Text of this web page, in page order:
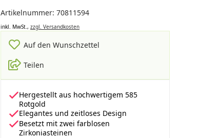
Artikelnummer: 70811594
inkl. MwSt., zzgl. Versandkosten
Auf den Wunschzettel
Teilen
Hergestellt aus hochwertigem 585
Rotgold
Elegantes und zeitloses Design
Besetzt mit zwei farblosen
Zirkoniasteinen